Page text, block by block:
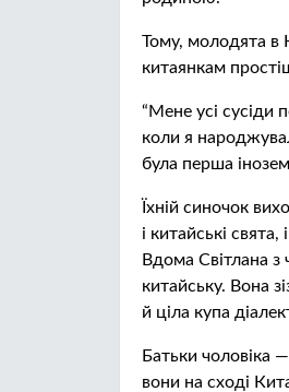
Тому, молодята в
китаянкам
“Мене усі сусіди
коли я
була перша
Їхній синочок
і китайські
Вдома Світлана з
китайську. Вона
й ціла купа
Батьки чоловіка
вони на сходi